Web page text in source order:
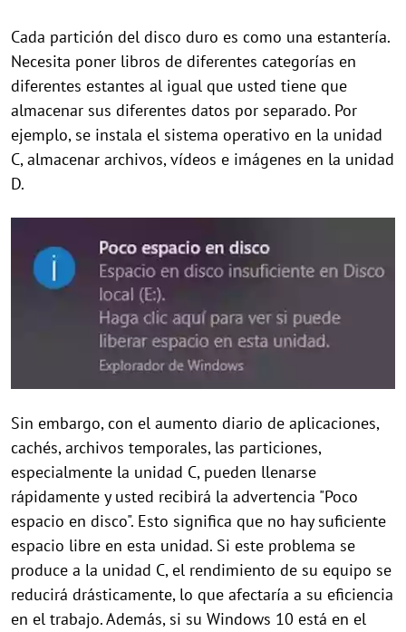
Cada partición del disco duro es como una estantería.
Necesita poner libros de diferentes categorías en
diferentes estantes al igual que usted tiene que
almacenar sus diferentes datos por separado. Por
ejemplo, se instala el sistema operativo en la unidad
C, almacenar archivos, vídeos e imágenes en la unidad
D.
Sin embargo, con el aumento diario de aplicaciones,
cachés, archivos temporales, las particiones,
especialmente la unidad C, pueden llenarse
rápidamente y usted recibirá la advertencia "Poco
espacio en disco". Esto significa que no hay suficiente
espacio libre en esta unidad. Si este problema se
produce a la unidad C, el rendimiento de su equipo se
reducirá drásticamente, lo que afectaría a su eficiencia
en el trabajo. Además, si su Windows 10 está en el